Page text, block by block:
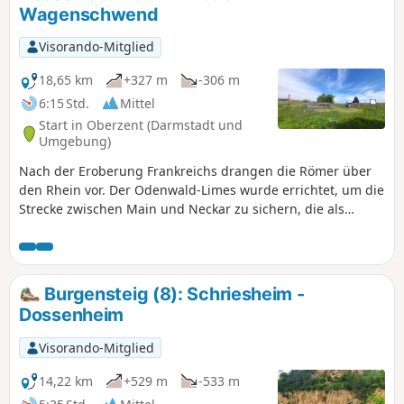
übernachtet. Beachte bei der Tourenplanung die
Unterkunfts-, Einkehr- und Verpflegungsmöglichkeiten, die
nicht immer vorhanden sind.
Wagenschwend
Visorando-Mitglied
18,65 km
+327 m
-306 m
6:15 Std.
Mittel
Start in Oberzent (Darmstadt und
Umgebung)
Nach der Eroberung Frankreichs drangen die Römer über
den Rhein vor. Der Odenwald-Limes wurde errichtet, um die
Strecke zwischen Main und Neckar zu sichern, die als
Chr. erbauten, Grenzwall sollte die römische Provinz
Germania Superior geschützt werden. Deine Wanderung
führt in der dritten Etappe entlang der ehemaligen
Grenzlinie von Hesselbach bis nach Limbach-
Wagenschwend. Während dieser landschaftlich und
kulturell bereichernden Tour passierst Du Überreste
römischer Wachttürme, Kastelle (Truppenunterkünfte),
Badeanlagen und Grenzbefestigungen. Informative Tafeln
weisen auf die Sehenswürdigkeiten hin und geben
Burgensteig (8): Schriesheim -
Dossenheim
Visorando-Mitglied
14,22 km
+529 m
-533 m